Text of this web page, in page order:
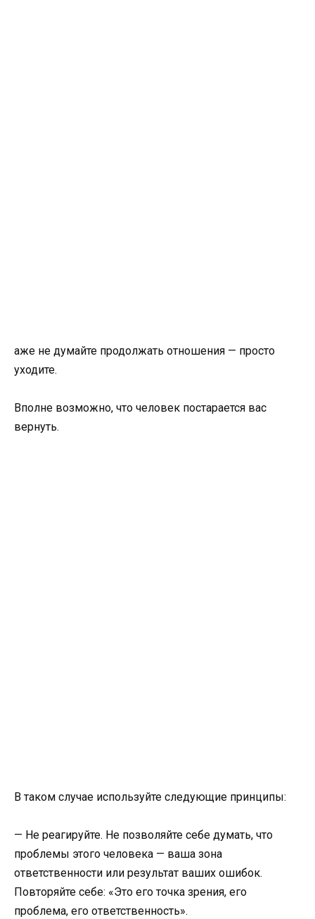
аже не думайте продолжать отношения — просто
уходите.
Вполне возможно, что человек постарается вас
вернуть.
В таком случае используйте следующие принципы:
— Не реагируйте. Не позволяйте себе думать, что
проблемы этого человека — ваша зона
ответственности или результат ваших ошибок.
Повторяйте себе: «Это его точка зрения, его
проблема, его ответственность».